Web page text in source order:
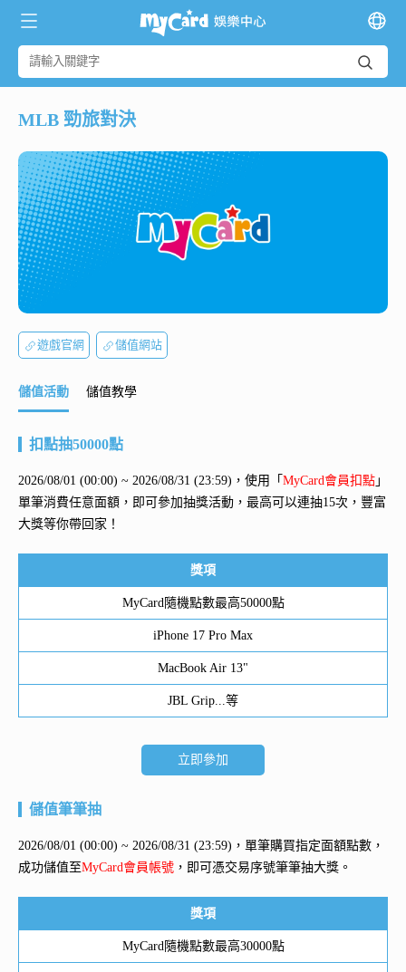
MLB 勁旅對決
遊戲官網 儲值網站
儲值活動 儲值教學
扣點抽50000點
2026/08/01 (00:00) ~ 2026/08/31 (23:59)，使用「 MyCard會員扣點 」
單筆消費任意面額，即可參加抽獎活動，最高可以連抽15次，豐富
大獎等你帶回家！
獎項
MyCard隨機點數最高50000點
iPhone 17 Pro Max
MacBook Air 13"
JBL Grip...等
立即參加
儲值筆筆抽
2026/08/01 (00:00) ~ 2026/08/31 (23:59)，單筆購買指定面額點數，
成功儲值至MyCard會員帳號 ，即可憑交易序號筆筆抽大獎。
獎項
MyCard隨機點數最高30000點